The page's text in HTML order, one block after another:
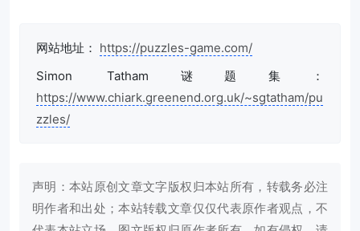
网站地址： https://puzzles-game.com/
Simon Tatham谜题集：
https://www.chiark.greenend.org.uk/~sgtatham/pu
zzles/
声明：本站原创文章文字版权归本站所有，转载务必注
明作者和出处；本站转载文章仅仅代表原作者观点，不